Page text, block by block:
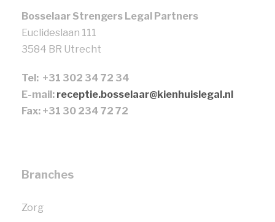
Bosselaar Strengers Legal Partners
Euclideslaan 111
3584 BR Utrecht
Tel: +31 302 34 72 34
E-mail: receptie.bosselaar@kienhuislegal.nl
Fax: +31 30 234 72 72
Branches
Zorg